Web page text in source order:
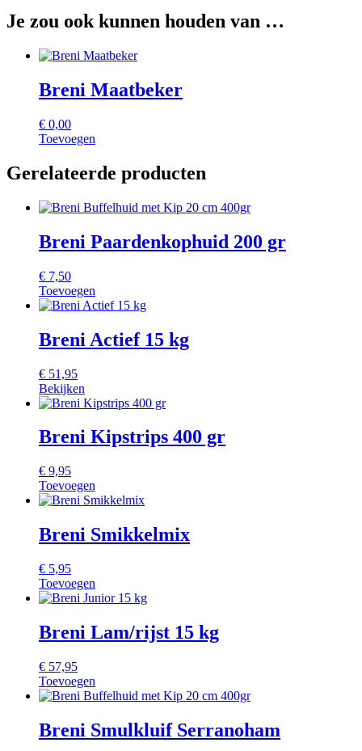
Je zou ook kunnen houden van …
Breni Maatbeker
€ 0,00
Toevoegen
Gerelateerde producten
Breni Paardenkophuid 200 gr
€ 7,50
Toevoegen
Breni Actief 15 kg
€ 51,95
Bekijken
Breni Kipstrips 400 gr
€ 9,95
Toevoegen
Breni Smikkelmix
€ 5,95
Toevoegen
Breni Lam/rijst 15 kg
€ 57,95
Toevoegen
Breni Smulkluif Serranoham